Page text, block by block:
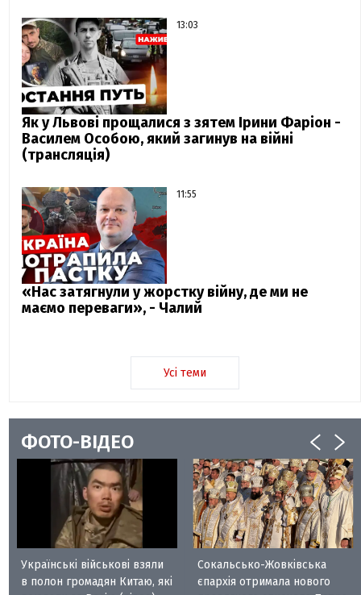
13:03
Як у Львові прощалися з зятем Ірини Фаріон -
Василем Особою, який загинув на війні
(трансляція)
11:55
«Нас затягнули у жорстку війну, де ми не
маємо переваги», - Чалий
Усі теми
ФОТО-ВІДЕО
Українські військові взяли
в полон громадян Китаю, які
Сокальсько-Жовківська
єпархія отримала нового